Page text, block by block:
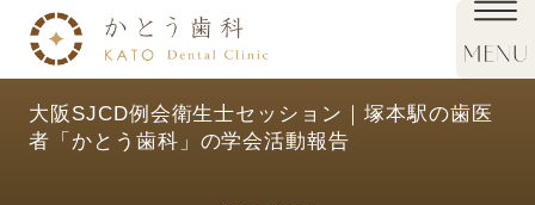
大阪SJCD例会衛生士セッション｜塚本駅の歯医
者「かとう歯科」の学会活動報告